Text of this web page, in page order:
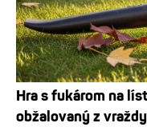
Hra s fukárom na
obžalovaný z